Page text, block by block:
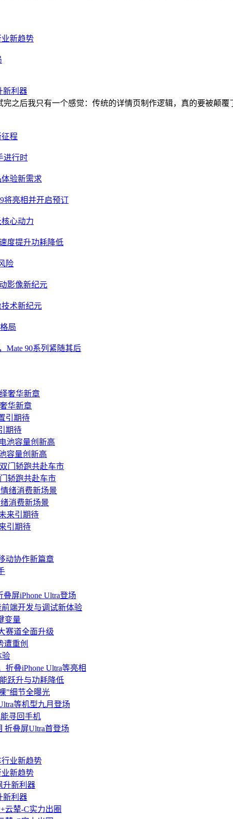
新趋势
新利器
之后我只有一个感觉：传统的详情页制作逻辑，真的要被颠
程
进行时
验新需求
将亮相并开启预订
心动力
度提升功耗降低
险
影像新纪元
术新纪元
局
Mate 90系列紧随其后
华新章
期待
容量创新高
轿跑共赴车市
消费新场景
引期待
动协作新篇章
屏iPhone Ultra登场
端开发与调试新体验
变量
赛道全面升级
遭重创
验
叠iPhone Ultra等亮相
跃升与功耗降低
”细节全曝光
等机型九月登场
寻回手机
折叠屏Ultra首登场
新趋势
新利器